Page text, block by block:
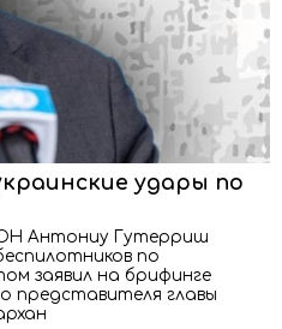
удары по
Антониу Гутерриш
по
заявил на брифинге
представителя главы